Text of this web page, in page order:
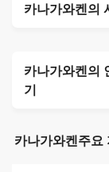
카나가와켄의
카나가와켄의
기
카나가와켄주요